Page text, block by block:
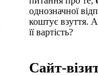
однозначної
коштує взуття.
її вартість?
Сайт-